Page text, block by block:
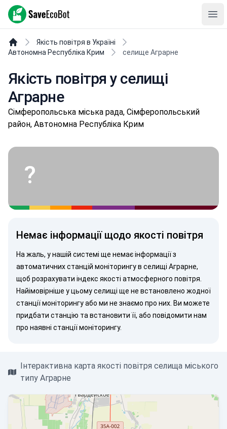
SaveEcoBot
Якість повітря в Україні
Автономна Республіка Крим
селище Аграрне
Якість повітря у селищі
Аграрне
Сімферопольська міська рада, Сімферопольський
район, Автономна Республіка Крим
?
Немає інформації щодо якості повітря
На жаль, у нашій системі ще немає інформації з
автоматичних станцій моніторингу в селищі Аграрне,
щоб розрахувати індекс якості атмосферного повітря.
Найімовірніше у цьому селищі ще не встановлено жодної
станції моніторингу або ми не знаємо про них. Ви можете
придбати станцію та встановити її, або повідомити нам
про наявні станції моніторингу.
Інтерактивна карта якості повітря селища міського
типу Аграрне